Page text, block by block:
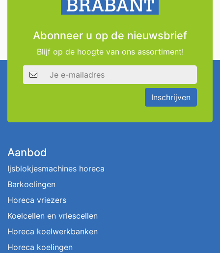
Abonneer u op de nieuwsbrief
Blijf op de hoogte van ons assortiment!
E-mailadres
Inschrijven
Aanbod
Ijsblokjesmachines horeca
Barkoelingen
Horeca vriezers
Koelcellen en vriescellen
Horeca koelwerkbanken
Horeca koelingen